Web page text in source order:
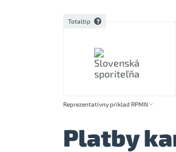
Totaltip
Reprezentatívny príklad RPMN
Platby